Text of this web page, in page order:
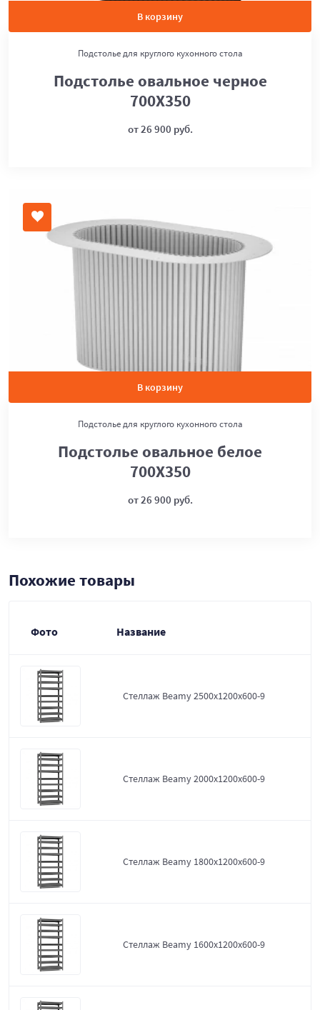
В корзину
Подстолье для круглого кухонного стола
Подстолье овальное черное
700Х350
от 26 900 руб.
В корзину
Подстолье для круглого кухонного стола
Подстолье овальное белое
700Х350
от 26 900 руб.
Похожие товары
Фото Название
Стеллаж Beamy 2500x1200x600-9
Стеллаж Beamy 2000x1200x600-9
Стеллаж Beamy 1800x1200x600-9
Стеллаж Beamy 1600x1200x600-9